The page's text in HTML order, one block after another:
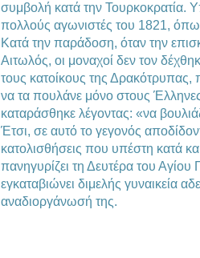
συμβολή κατά την Τουρκοκρατία.
πολλούς αγωνιστές του 1821,
Κατά την παράδοση, όταν την
Αιτωλός, οι μοναχοί δεν τον
τους κατοίκους της
να τα πουλάνε μόνο στους
καταράσθηκε λέγοντας: «να
Έτσι, σε αυτό το γεγονός
κατολισθήσεις που υπέστη κατά
πανηγυρίζει τη Δευτέρα του
εγκαταβιώνει διμελής γυναικεία
αναδιοργάνωσή της.